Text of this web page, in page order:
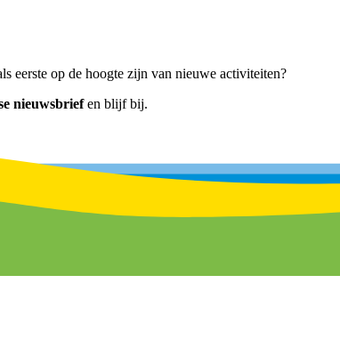
eerste op de hoogte zijn van nieuwe activiteiten?
nieuwsbriefen blijf bij.